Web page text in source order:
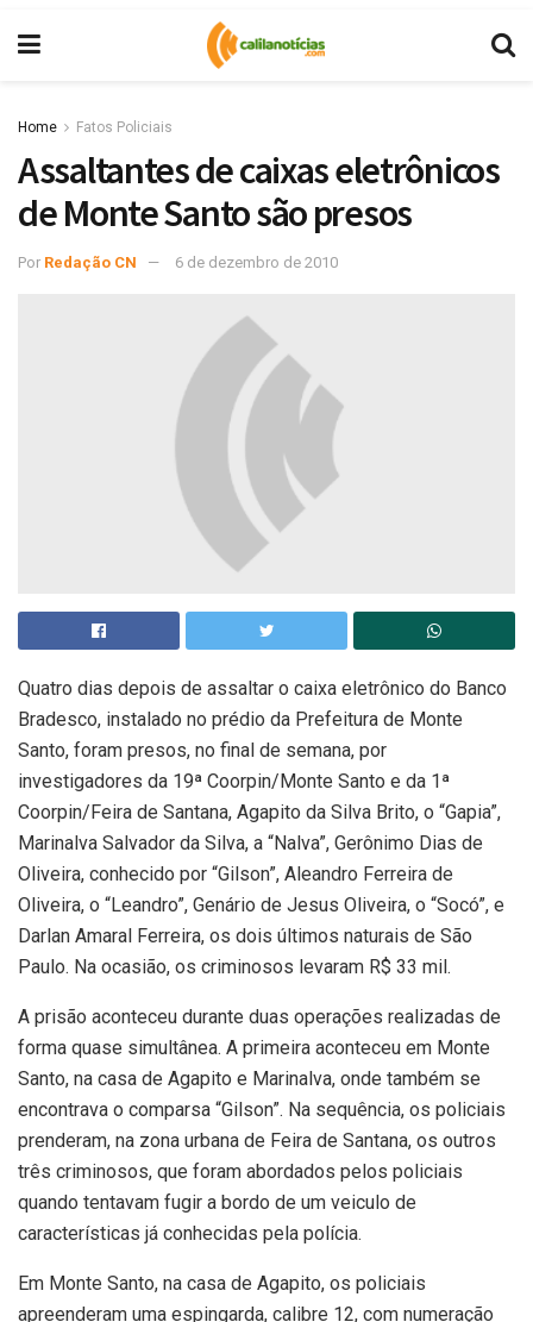
Home Fatos Policiais
Assaltantes de caixas eletrônicos
de Monte Santo são presos
Por Redação CN 6 de dezembro de 2010
Quatro dias depois de assaltar o caixa eletrônico do Banco
Bradesco, instalado no prédio da Prefeitura de Monte
Santo, foram presos, no final de semana, por
investigadores da 19ª Coorpin/Monte Santo e da 1ª
Coorpin/Feira de Santana, Agapito da Silva Brito, o “Gapia”,
Marinalva Salvador da Silva, a “Nalva”, Gerônimo Dias de
Oliveira, conhecido por “Gilson”, Aleandro Ferreira de
Oliveira, o “Leandro”, Genário de Jesus Oliveira, o “Socó”, e
Darlan Amaral Ferreira, os dois últimos naturais de São
Paulo. Na ocasião, os criminosos levaram R$ 33 mil.
A prisão aconteceu durante duas operações realizadas de
forma quase simultânea. A primeira aconteceu em Monte
Santo, na casa de Agapito e Marinalva, onde também se
encontrava o comparsa “Gilson”. Na sequência, os policiais
prenderam, na zona urbana de Feira de Santana, os outros
três criminosos, que foram abordados pelos policiais
quando tentavam fugir a bordo de um veiculo de
características já conhecidas pela polícia.
Em Monte Santo, na casa de Agapito, os policiais
apreenderam uma espingarda, calibre 12, com numeração